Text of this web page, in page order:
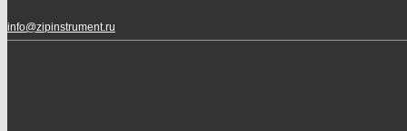
info@zipinstrument.ru